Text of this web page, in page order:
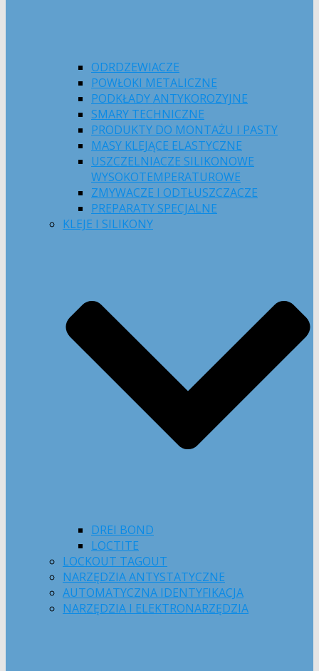
ODRDZEWIACZE
POWŁOKI METALICZNE
PODKŁADY ANTYKOROZYJNE
SMARY TECHNICZNE
PRODUKTY DO MONTAŻU I PASTY
MASY KLEJĄCE ELASTYCZNE
USZCZELNIACZE SILIKONOWE
WYSOKOTEMPERATUROWE
ZMYWACZE I ODTŁUSZCZACZE
PREPARATY SPECJALNE
KLEJE I SILIKONY
DREI BOND
LOCTITE
LOCKOUT TAGOUT
NARZĘDZIA ANTYSTATYCZNE
AUTOMATYCZNA IDENTYFIKACJA
NARZĘDZIA I ELEKTRONARZĘDZIA